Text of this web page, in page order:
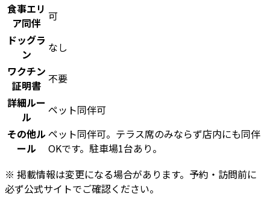
食事エリ
ア同伴 可
ドッグラ
ン
なし
ワクチン
証明書 不要
詳細ルー
ル
ペット同伴可
その他ル
ール
ペット同伴可。テラス席のみならず店内にも同伴
OKです。駐車場1台あり。
※ 掲載情報は変更になる場合があります。予約・訪問前に
必ず公式サイトでご確認ください。